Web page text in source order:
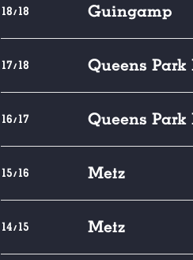
18/18 Guingamp
17/18 Queens Park
16/17 Queens Park
15/16 Metz
14/15 Metz